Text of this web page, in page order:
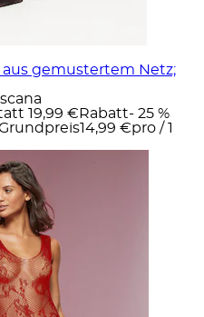
gemustertem Netz;
19,99 € Rabatt- 25 %
14,99 €pro / 1